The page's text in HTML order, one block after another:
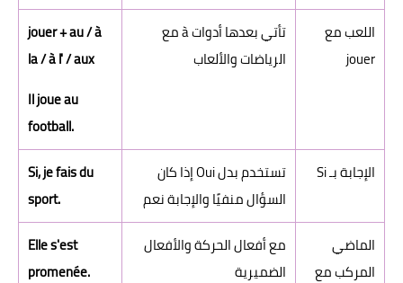
اللعب مع
jouer
تأتي بعدها أدوات à مع
الرياضات والألعاب
jouer + au / à
la / à l' / aux
Il joue au
football.
الإجابة بـ Si
تستخدم بدل Oui إذا كان
السؤال منفيًا والإجابة نعم
Si, je fais du
sport.
الماضي
المركب مع
مع أفعال الحركة والأفعال
الضميرية
Elle s'est
promenée.